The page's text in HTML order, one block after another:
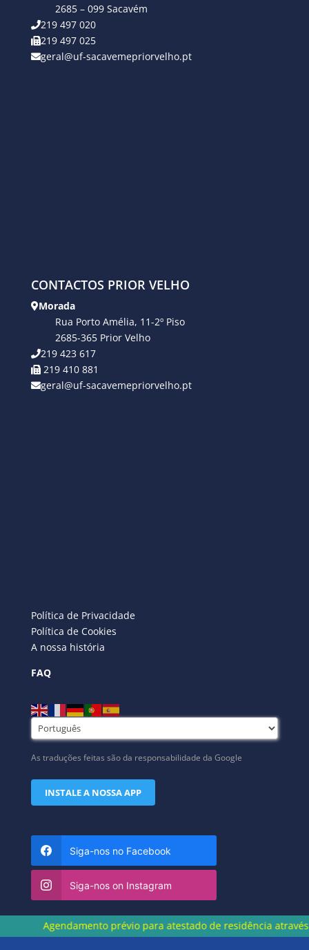
2685 – 099 Sacavém
219 497 020
219 497 025
geral@uf-sacavemepriorvelho.pt
CONTACTOS PRIOR VELHO
Morada
Rua Porto Amélia, 11-2º Piso
2685-365 Prior Velho
219 423 617
219 410 881
geral@uf-sacavemepriorvelho.pt
Política de Privacidade
Política de Cookies
A nossa história
FAQ
As traduções feitas são da responsabilidade da Google
INSTALE A NOSSA APP
Siga-nos no Facebook
Siga-nos on Instagram
Agendamento prévio para atestado de residência através do